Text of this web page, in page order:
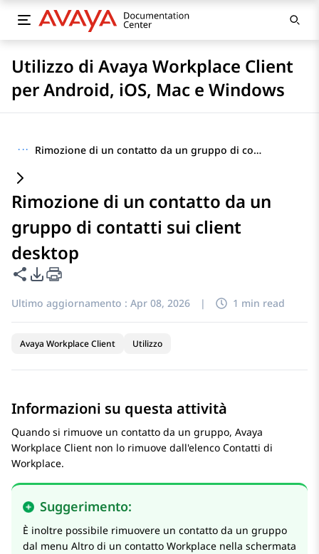
Utilizzo di Avaya Workplace Client
per Android, iOS, Mac e Windows
··· Rimozione di un contatto da un gruppo di contatti sui client desktop
Rimozione di un contatto da un
gruppo di contatti sui client
desktop
Condividi questa pagina
Opzioni di esportazione PDF
Ultimo aggiornamento : Apr 08, 2026 | 1 min read
Avaya Workplace Client Utilizzo
Informazioni su questa attività
Quando si rimuove un contatto da un gruppo, Avaya
Workplace Client non lo rimuove dall'elenco Contatti di
Workplace.
Suggerimento:
È inoltre possibile rimuovere un contatto da un gruppo
dal menu Altro di un contatto Workplace nella schermata